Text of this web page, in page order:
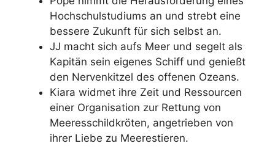
Hochschulstudiums an und strebt eine
bessere Zukunft für sich selbst an.
JJ macht sich aufs Meer und segelt als
Kapitän sein eigenes Schiff und genießt
den Nervenkitzel des offenen Ozeans.
Kiara widmet ihre Zeit und Ressourcen
einer Organisation zur Rettung von
Meeresschildkröten, angetrieben von
ihrer Liebe zu Meerestieren.